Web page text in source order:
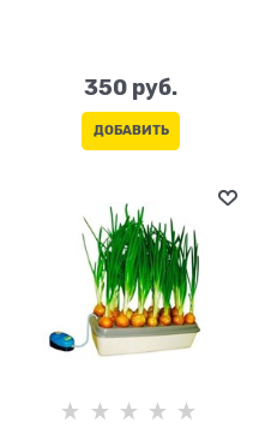
350 руб.
ДОБАВИТЬ